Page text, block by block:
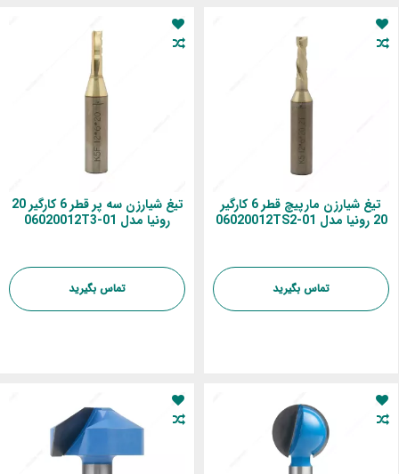
تیغ شیارزن مارپیچ قطر 6 کارگیر
20 رونیا مدل 01-06020012TS2
تماس بگیرید
تیغ شیارزن سه پر قطر 6 کارگیر 20
رونیا مدل 01-06020012T3
تماس بگیرید